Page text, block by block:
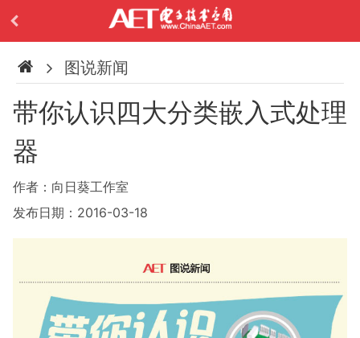
图说新闻
带你认识四大分类嵌入式处理
器
作者：向日葵工作室
发布日期：2016-03-18